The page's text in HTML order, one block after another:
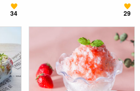
34 29